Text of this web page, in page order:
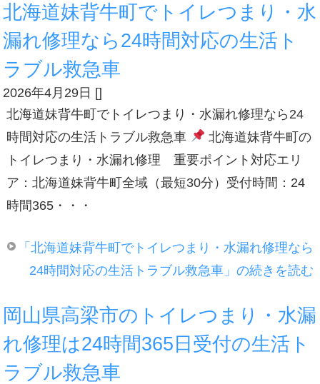
北海道妹背牛町でトイレつまり・水
漏れ修理なら24時間対応の生活ト
ラブル救急車
2026年4月29日 []
北海道妹背牛町でトイレつまり・水漏れ修理なら24
時間対応の生活トラブル救急車
北海道妹背牛町の
トイレつまり・水漏れ修理 重要ポイント対応エリ
ア：北海道妹背牛町全域（最短30分）受付時間：24
時間365・・・
「北海道妹背牛町でトイレつまり・水漏れ修理なら
24時間対応の生活トラブル救急車」の続きを読む
岡山県高梁市のトイレつまり・水漏
れ修理は24時間365日受付の生活ト
ラブル救急車